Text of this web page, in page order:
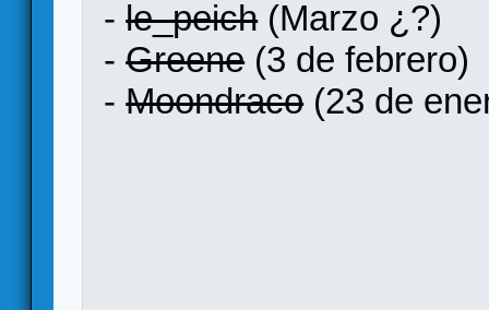
-le_peich(Marzo ¿?)
-Greene(3 de febrero)
-Moondraco(23 de